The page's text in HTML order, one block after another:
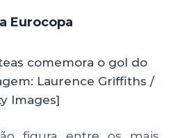
Eurocopa
comemora o gol do
Laurence Griffiths /
Images]